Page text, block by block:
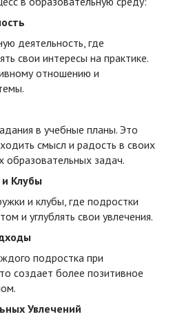
деятельность, где
свои интересы на практике.
отношению и
в учебные планы. Это
смысл и радость в своих
образовательных задач.
Клубы
и клубы, где подростки
и углублять свои увлечения.
подростка при
создает более позитивное
Увлечений